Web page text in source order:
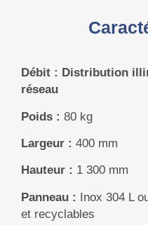
Débit : Distribution
réseau
Poids : 80 kg
Largeur : 400 mm
Hauteur : 1 300 mm
Panneau : Inox 304 L
et recyclables